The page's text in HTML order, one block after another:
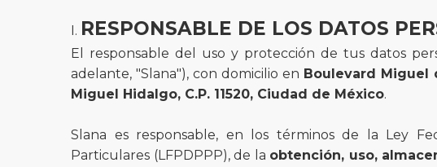
RESPONSABLE DE LOS DATOS
El responsable del uso y protección de tus datos
adelante, "Slana"), con domicilio en Boulevard Miguel
Miguel Hidalgo, C.P. 11520, Ciudad de México.
Slana es responsable, en los términos de la Ley
Particulares (LFPDPPP), de la obtención, uso,